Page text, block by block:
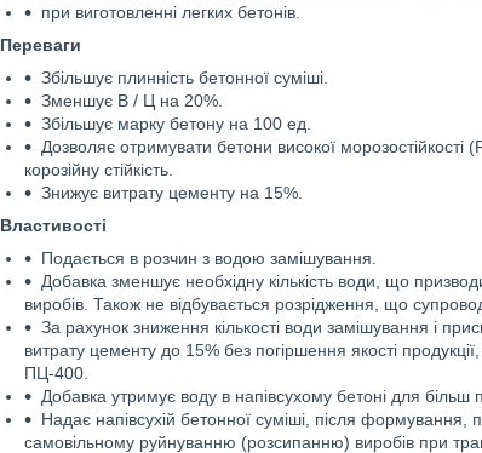
при виготовленні легких бетонів.
Переваги
Збільшує плинність бетонної суміші.
Зменшує В / Ц на 20%.
Збільшує марку бетону на 100 ед.
Дозволяє отримувати бетони високої морозостійкості
корозійну стійкість.
Знижує витрату цементу на 15%.
Властивості
Подається в розчин з водою замішування.
Добавка зменшує необхідну кількість води, що
виробів. Також не відбувається розрідження, що
За рахунок зниження кількості води замішування і
витрату цементу до 15% без погіршення якості
ПЦ-400.
Добавка утримує воду в напівсухому бетоні для більш
Надає напівсухій бетонної суміші, після формування,
самовільному руйнуванню (розсипанню) виробів при